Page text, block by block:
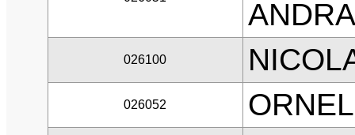
026100
026052